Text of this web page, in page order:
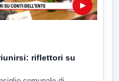
▶
riflettori su